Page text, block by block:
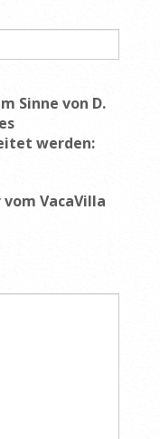
Sinne von D.
werden:
VacaVilla